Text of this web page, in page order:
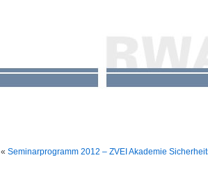
« Seminarprogramm 2012 – ZVEI Akademie